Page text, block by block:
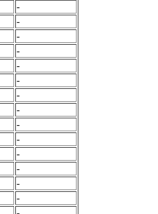
-
-
-
-
-
-
-
-
-
-
-
-
-
-